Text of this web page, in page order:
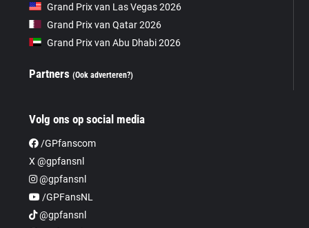
Grand Prix van Las Vegas 2026
Grand Prix van Qatar 2026
Grand Prix van Abu Dhabi 2026
Partners(Ook adverteren?)
Volg ons op social media
/GPfanscom
X @gpfansnl
@gpfansnl
/GPFansNL
@gpfansnl